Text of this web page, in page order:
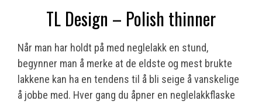
TL Design – Polish thinner
Når man har holdt på med neglelakk en stund,
begynner man å merke at de eldste og mest brukte
lakkene kan ha en tendens til å bli seige å vanskelige
å jobbe med. Hver gang du åpner en neglelakkflaske